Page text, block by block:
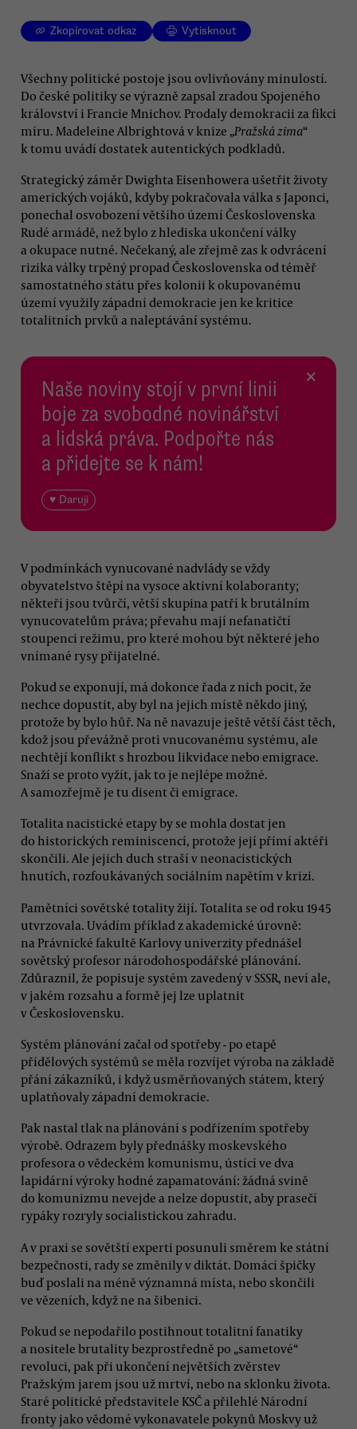
Zkopírovat odkaz Vytisknout
Všechny politické postoje jsou ovlivňovány minulostí.
Do české politiky se výrazně zapsal zradou Spojeného
království i Francie Mnichov. Prodaly demokracii za fikci
míru. Madeleine Albrightová v knize „Pražská zima“
k tomu uvádí dostatek autentických podkladů.
Strategický záměr Dwighta Eisenhowera ušetřit životy
amerických vojáků, kdyby pokračovala válka s Japonci,
ponechal osvobození většího území Československa
Rudé armádě, než bylo z hlediska ukončení války
a okupace nutné. Nečekaný, ale zřejmě zas k odvrácení
rizika války trpěný propad Československa od téměř
samostatného státu přes kolonii k okupovanému
území využily západní demokracie jen ke kritice
totalitních prvků a naleptávání systému.
Naše noviny stojí v první linii
boje za svobodné novinářství
a lidská práva. Podpořte nás
a přidejte se k nám!
♥ Daruji
×
V podmínkách vynucované nadvlády se vždy
obyvatelstvo štěpí na vysoce aktivní kolaboranty;
někteří jsou tvůrčí, větší skupina patří k brutálním
vynucovatelům práva; převahu mají nefanatičtí
stoupenci režimu, pro které mohou být některé jeho
vnímané rysy přijatelné.
Pokud se exponují, má dokonce řada z nich pocit, že
nechce dopustit, aby byl na jejich místě někdo jiný,
protože by bylo hůř. Na ně navazuje ještě větší část těch,
kdož jsou převážně proti vnucovanému systému, ale
nechtějí konflikt s hrozbou likvidace nebo emigrace.
Snaží se proto vyžít, jak to je nejlépe možné.
A samozřejmě je tu disent či emigrace.
Totalita nacistické etapy by se mohla dostat jen
do historických reminiscencí, protože její přímí aktéři
skončili. Ale jejich duch straší v neonacistických
hnutích, rozfoukávaných sociálním napětím v krizi.
Pamětníci sovětské totality žijí. Totalita se od roku 1945
utvrzovala. Uvádím příklad z akademické úrovně:
na Právnické fakultě Karlovy univerzity přednášel
sovětský profesor národohospodářské plánování.
Zdůraznil, že popisuje systém zavedený v SSSR, neví ale,
v jakém rozsahu a formě jej lze uplatnit
v Československu.
Systém plánování začal od spotřeby - po etapě
přídělových systémů se měla rozvíjet výroba na základě
přání zákazníků, i když usměrňovaných státem, který
uplatňovaly západní demokracie.
Pak nastal tlak na plánování s podřízením spotřeby
výrobě. Odrazem byly přednášky moskevského
profesora o vědeckém komunismu, ústící ve dva
lapidární výroky hodné zapamatování: žádná svině
do komunizmu nevejde a nelze dopustit, aby prasečí
rypáky rozryly socialistickou zahradu.
A v praxi se sovětští experti posunuli směrem ke státní
bezpečnosti, rady se změnily v diktát. Domácí špičky
buď poslali na méně významná místa, nebo skončili
ve vězeních, když ne na šibenici.
Pokud se nepodařilo postihnout totalitní fanatiky
a nositele brutality bezprostředně po „sametové“
revoluci, pak při ukončení největších zvěrstev
Pražským jarem jsou už mrtví, nebo na sklonku života.
Staré politické představitele KSČ a přilehlé Národní
fronty jako vědomé vykonavatele pokynů Moskvy už